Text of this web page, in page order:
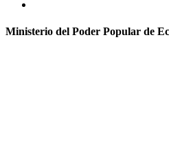
Ministerio del Poder Popular de